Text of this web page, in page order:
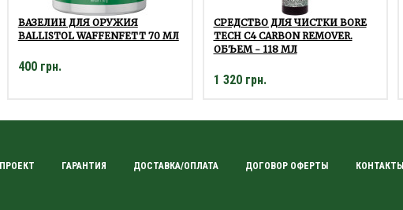
ВАЗЕЛИН ДЛЯ ОРУЖИЯ
BALLISTOL WAFFENFETT 70 МЛ
400 грн.
СРЕДСТВО ДЛЯ ЧИСТКИ BORE
TECH C4 CARBON REMOVER.
ОБЪЕМ - 118 МЛ
1 320 грн.
ПРОЕКТ ГАРАНТИЯ ДОСТАВКА/ОПЛАТА ДОГОВОР ОФЕРТЫ КОНТАКТЫ